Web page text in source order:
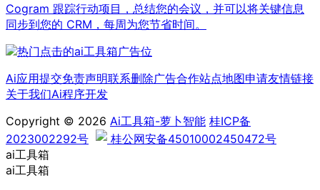
Cogram 跟踪行动项目，总结您的会议，并可以将关键信息
同步到您的 CRM，每周为您节省时间。
Ai应用提交免责声明联系删除广告合作站点地图申请友情链接
关于我们Ai程序开发
Copyright © 2026 Ai工具箱-萝卜智能 桂ICP备
2023002292号
桂公网安备45010002450472号
ai工具箱
ai工具箱